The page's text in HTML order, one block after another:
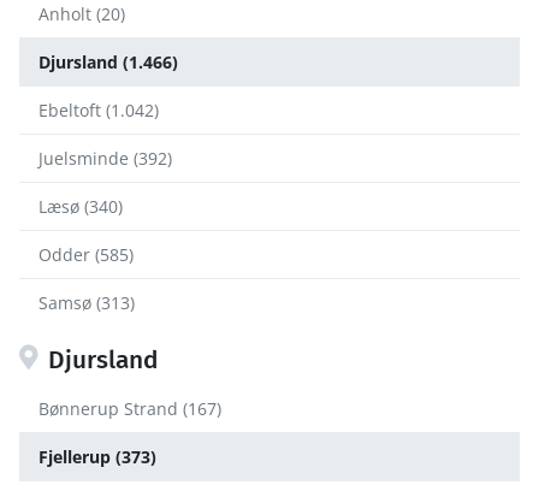
Anholt (20)
Djursland (1.466)
Ebeltoft (1.042)
Juelsminde (392)
Læsø (340)
Odder (585)
Samsø (313)
Djursland
Bønnerup Strand (167)
Fjellerup (373)